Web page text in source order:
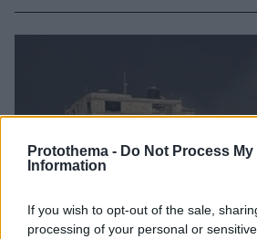
Protothema - Do Not Process My
Information
If you wish to opt-out of the sale,
processing of your personal or